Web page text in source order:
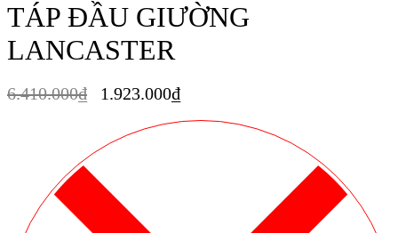
TÁP ĐẦU GIƯỜNG
LANCASTER
6.410.000₫ 1.923.000₫